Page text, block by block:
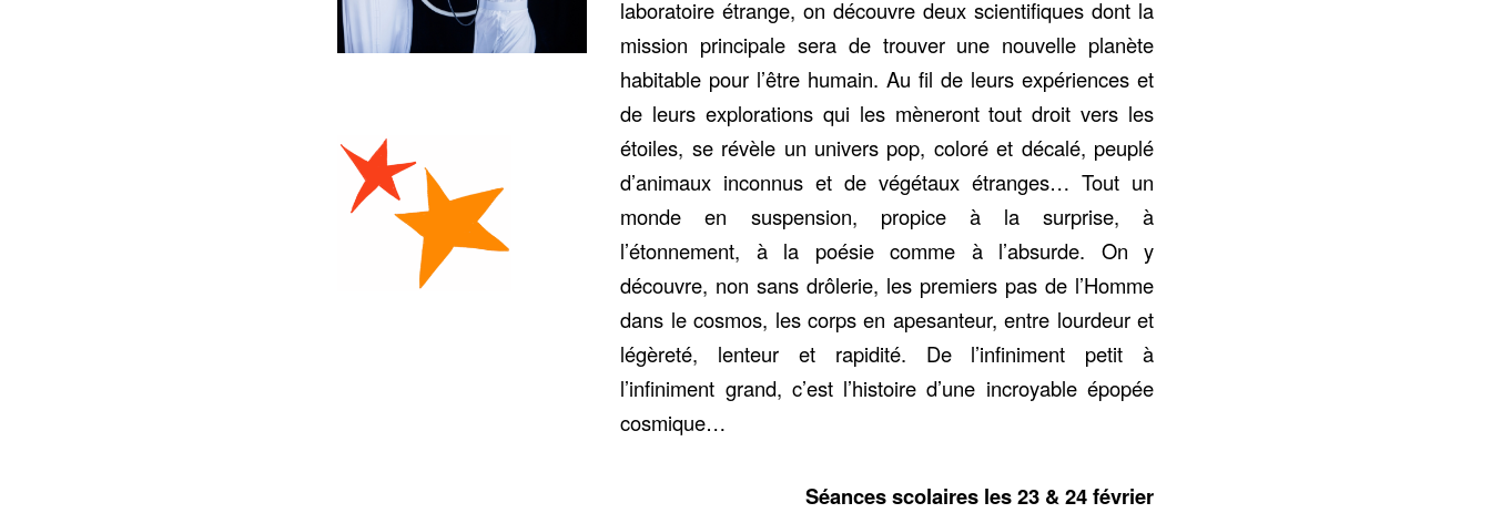
laboratoire étrange, on découvre deux scientifiques dont la
mission principale sera de trouver une nouvelle planète
habitable pour l’être humain. Au fil de leurs expériences et
de leurs explorations qui les mèneront tout droit vers les
étoiles, se révèle un univers pop, coloré et décalé, peuplé
d’animaux inconnus et de végétaux étranges… Tout un
monde en suspension, propice à la surprise, à
l’étonnement, à la poésie comme à l’absurde. On y
découvre, non sans drôlerie, les premiers pas de l’Homme
dans le cosmos, les corps en apesanteur, entre lourdeur et
légèreté, lenteur et rapidité. De l’infiniment petit à
l’infiniment grand, c’est l’histoire d’une incroyable épopée
cosmique…
Séances scolaires les 23 & 24 février